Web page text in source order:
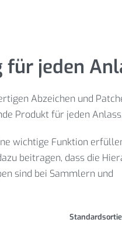
für jeden
Abzeichen und
Produkt für jeden Anlass.
wichtige Funktion
beitragen, dass die
sind bei Sammlern und